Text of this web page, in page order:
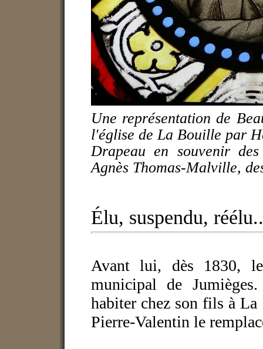
Une représentation de
l'église de La Bouille par
Drapeau en souvenir
Agnès Thomas-Malville,
Élu, suspendu,
Avant lui, dès 1830,
municipal de
habiter chez son fils à
Pierre-Valentin le